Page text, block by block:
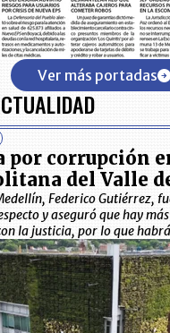
Ver más portadas
por corrupción
del Valle
Federico Gutiérrez,
y aseguró que hay
la justicia, por lo que